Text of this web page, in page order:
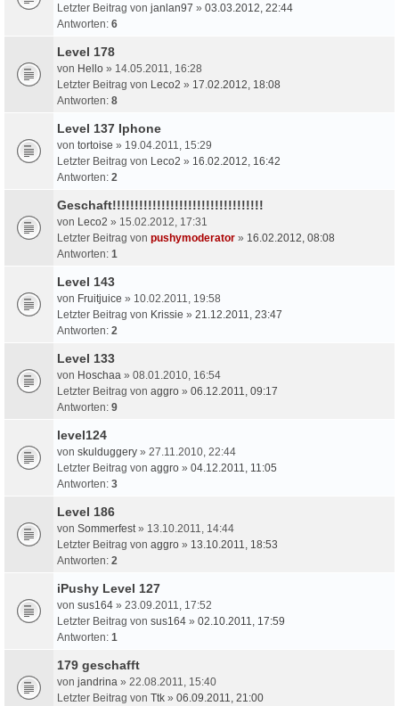
Letzter Beitrag von janlan97 » 03.03.2012, 22:44
Antworten: 6
Level 178
von Hello » 14.05.2011, 16:28
Letzter Beitrag von Leco2 » 17.02.2012, 18:08
Antworten: 8
Level 137 Iphone
von tortoise » 19.04.2011, 15:29
Letzter Beitrag von Leco2 » 16.02.2012, 16:42
Antworten: 2
Geschaft!!!!!!!!!!!!!!!!!!!!!!!!!!!!!!!!!!
von Leco2 » 15.02.2012, 17:31
Letzter Beitrag von pushymoderator » 16.02.2012, 08:08
Antworten: 1
Level 143
von Fruitjuice » 10.02.2011, 19:58
Letzter Beitrag von Krissie » 21.12.2011, 23:47
Antworten: 2
Level 133
von Hoschaa » 08.01.2010, 16:54
Letzter Beitrag von aggro » 06.12.2011, 09:17
Antworten: 9
level124
von skulduggery » 27.11.2010, 22:44
Letzter Beitrag von aggro » 04.12.2011, 11:05
Antworten: 3
Level 186
von Sommerfest» 13.10.2011, 14:44
Letzter Beitrag von aggro » 13.10.2011, 18:53
Antworten: 2
iPushy Level 127
von sus164 » 23.09.2011, 17:52
Letzter Beitrag von sus164 » 02.10.2011, 17:59
Antworten: 1
179 geschafft
von jandrina » 22.08.2011, 15:40
Letzter Beitrag von Ttk » 06.09.2011, 21:00